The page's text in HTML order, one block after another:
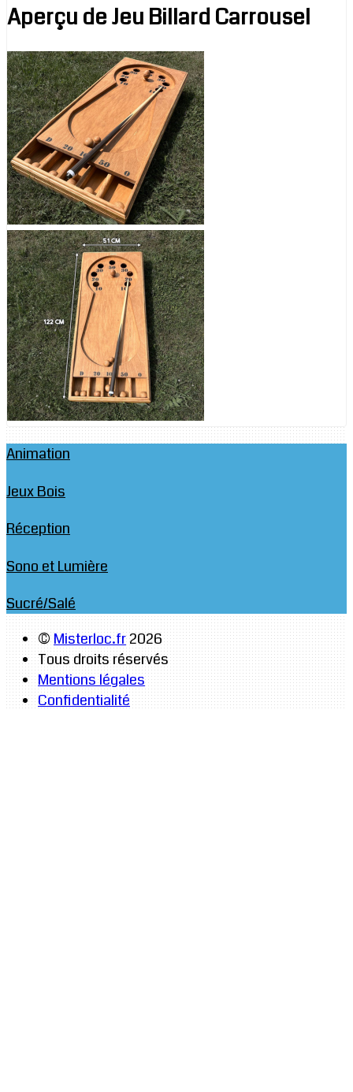
Aperçu de Jeu Billard Carrousel
Animation
Jeux Bois
Réception
Sono et Lumière
Sucré/Salé
©Misterloc.fr2026
Tous droits réservés
Mentions légales
Confidentialité